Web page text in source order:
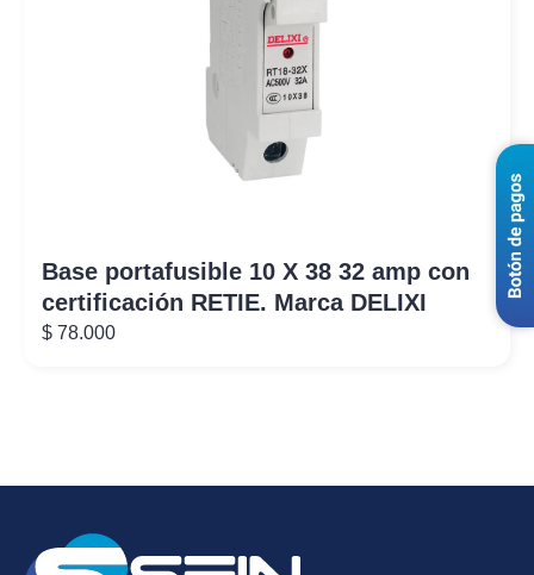
Base portafusible 10 X 38 32 amp con
certificación RETIE. Marca DELIXI
$ 78.000